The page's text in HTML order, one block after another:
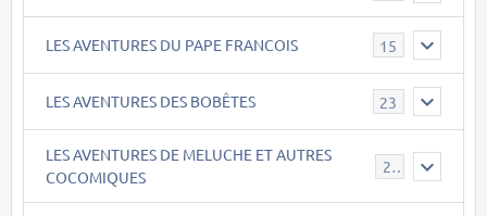
LES AVENTURES DU PAPE FRANCOIS 15
LES AVENTURES DES BOBÊTES 23
LES AVENTURES DE MELUCHE ET AUTRES
COCOMIQUES
22